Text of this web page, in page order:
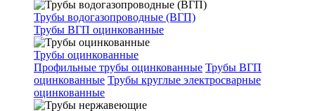
Трубы водогазопроводные (ВГП)
Трубы ВГП оцинкованные
Трубы оцинкованные
Профильные трубы оцинкованные Трубы ВГП
оцинкованные Трубы круглые электросварные
оцинкованные